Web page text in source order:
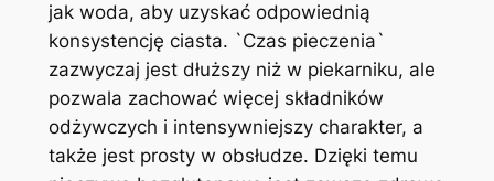
jak woda, aby uzyskać odpowiednią
konsystencję ciasta. `Czas pieczenia`
zazwyczaj jest dłuższy niż w piekarniku, ale
pozwala zachować więcej składników
odżywczych i intensywniejszy charakter, a
także jest prosty w obsłudze. Dzięki temu